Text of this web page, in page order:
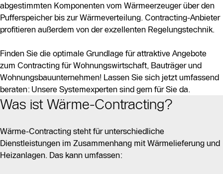
abgestimmten Komponenten vom Wärmeerzeuger über den
Pufferspeicher bis zur Wärmeverteilung. Contracting-Anbieter
profitieren außerdem von der exzellenten Regelungstechnik.
Finden Sie die optimale Grundlage für attraktive Angebote
zum Contracting für Wohnungswirtschaft, Bauträger und
Wohnungsbauunternehmen! Lassen Sie sich jetzt umfassend
beraten: Unsere Systemexperten sind gern für Sie da.
Was ist Wärme-Contracting?
Wärme-Contracting steht für unterschiedliche
Dienstleistungen im Zusammenhang mit Wärmelieferung und
Heizanlagen. Das kann umfassen: